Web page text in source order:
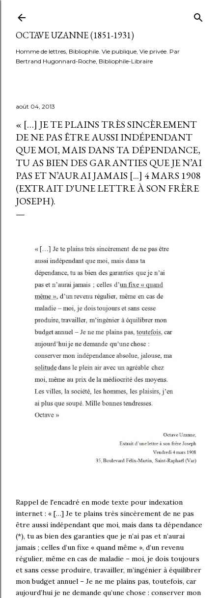
OCTAVE UZANNE (1851-1931)
Homme de lettres, Bibliophile. Vie publique, Vie privée. Par
Bertrand Hugonnard-Roche, Bibliophile-Libraire
août 04, 2013
« […] JE TE PLAINS TRÈS SINCÈREMENT
DE NE PAS ÊTRE AUSSI INDÉPENDANT
QUE MOI, MAIS DANS TA DÉPENDANCE,
TU AS BIEN DES GARANTIES QUE JE N’AI
PAS ET N’AURAI JAMAIS [...] 4 MARS 1908
(EXTRAIT D'UNE LETTRE À SON FRÈRE
JOSEPH).
Rappel de l'encadré en mode texte pour indexation
internet : « […] Je te plains très sincèrement de ne pas
être aussi indépendant que moi, mais dans ta dépendance
(*), tu as bien des garanties que je n’ai pas et n’aurai
jamais ; celles d’un fixe « quand même », d’un revenu
régulier, même en cas de maladie – moi, je dois toujours
et sans cesse produire, travailler, m’ingénier à équilibrer
mon budget annuel – Je ne me plains pas, toutefois, car
aujourd’hui je ne demande qu’une chose : conserver mon